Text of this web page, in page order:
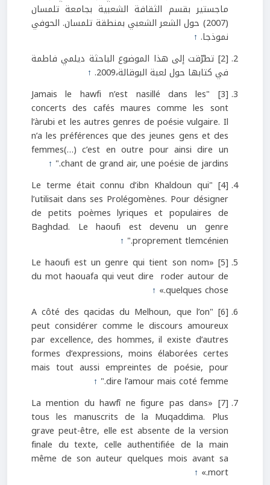
ماجستير بقسم الثقافة الشعبية بجامعة تلمسان
(2007) حول الشعر الشعبي بمنطقة تلمسان. الحوفي
نموذجا. ↑
[2] تطرّقت إلى هذا الموضوع الباحثة ديلمي فاطمة
في كتابها حول لعبة البوقالة،2009.
↑
[3] "Jamais le hawfi n’est nasillé dans les
concerts des cafés maures comme les sont
l’àrubi et les autres genres de poésie vulgaire. Il
n’a les préférences que des jeunes gens et des
femmes(…) c’est en outre pour ainsi dire un
chant de grand air, une poésie de jardins."
↑
[4] "Le terme était connu d’ibn Khaldoun qui
l’utilisait dans ses Prolégomènes. Pour désigner
de petits poèmes lyriques et populaires de
Baghdad. Le haoufi est devenu un genre
proprement tlemcénien."
↑
[5] «Le haoufi est un genre qui tient son nom
du mot haouafa qui veut dire roder autour de
quelques chose.»
↑
[6] "A côté des qacidas du Melhoun, que l’on
peut considérer comme le discours amoureux
par excellence, des hommes, il existe d’autres
formes d’expressions, moins élaborées certes
mais tout aussi empreintes de poésie, pour
dire l’amour mais coté femme."
↑
[7] «La mention du hawfî ne figure pas dans
tous les manuscrits de la Muqaddima. Plus
grave peut-être, elle est absente de la version
finale du texte, celle authentifiée de la main
même de son auteur quelques mois avant sa
mort.»
↑